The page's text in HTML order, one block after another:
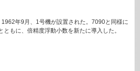
年9月、1号機が設置された。7090と同様に
もに、倍精度浮動小数を新たに導入した。